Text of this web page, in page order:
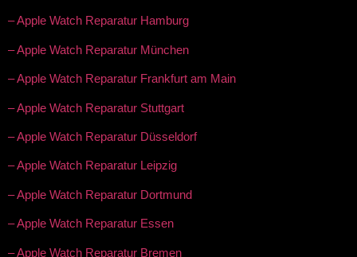
– Apple Watch Reparatur Hamburg
– Apple Watch Reparatur München
– Apple Watch Reparatur Frankfurt am Main
– Apple Watch Reparatur Stuttgart
– Apple Watch Reparatur Düsseldorf
– Apple Watch Reparatur Leipzig
– Apple Watch Reparatur Dortmund
– Apple Watch Reparatur Essen
– Apple Watch Reparatur Bremen